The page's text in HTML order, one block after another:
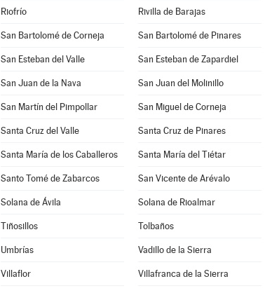
Riofrío Rivilla de Barajas
San Bartolomé de Corneja San Bartolomé de Pinares
San Esteban del Valle San Esteban de Zapardiel
San Juan de la Nava San Juan del Molinillo
San Martín del Pimpollar San Miguel de Corneja
Santa Cruz del Valle Santa Cruz de Pinares
Santa María de los Caballeros Santa María del Tiétar
Santo Tomé de Zabarcos San Vicente de Arévalo
Solana de Ávila Solana de Rioalmar
Tiñosillos Tolbaños
Umbrías Vadillo de la Sierra
Villaflor Villafranca de la Sierra